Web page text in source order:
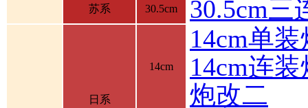
苏系 30.5cm 30.5cm三
日系
14cm
14cm单装
14cm连装
炮改二